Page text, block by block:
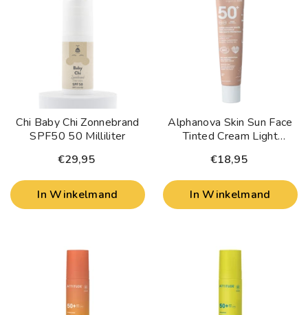
Chi Baby Chi Zonnebrand
SPF50 50 Milliliter
€29,95
In Winkelmand
Alphanova Skin Sun Face
Tinted Cream Light
€18,95
In Winkelmand